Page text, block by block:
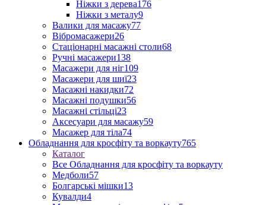
Ніжки з дерева176
Ніжки з металу9
Валики для масажу77
Вібромасажери26
Стаціонарні масажні столи68
Ручні масажери138
Масажери для ніг109
Масажери для шиї23
Масажні накидки72
Масажні подушки56
Масажні стільці23
Аксесуари для масажу59
Масажер для тіла74
Обладнання для кросфіту та воркауту765
Каталог
Все Обладнання для кросфіту та воркауту
Медболи57
Болгарські мішки13
Кувалди4